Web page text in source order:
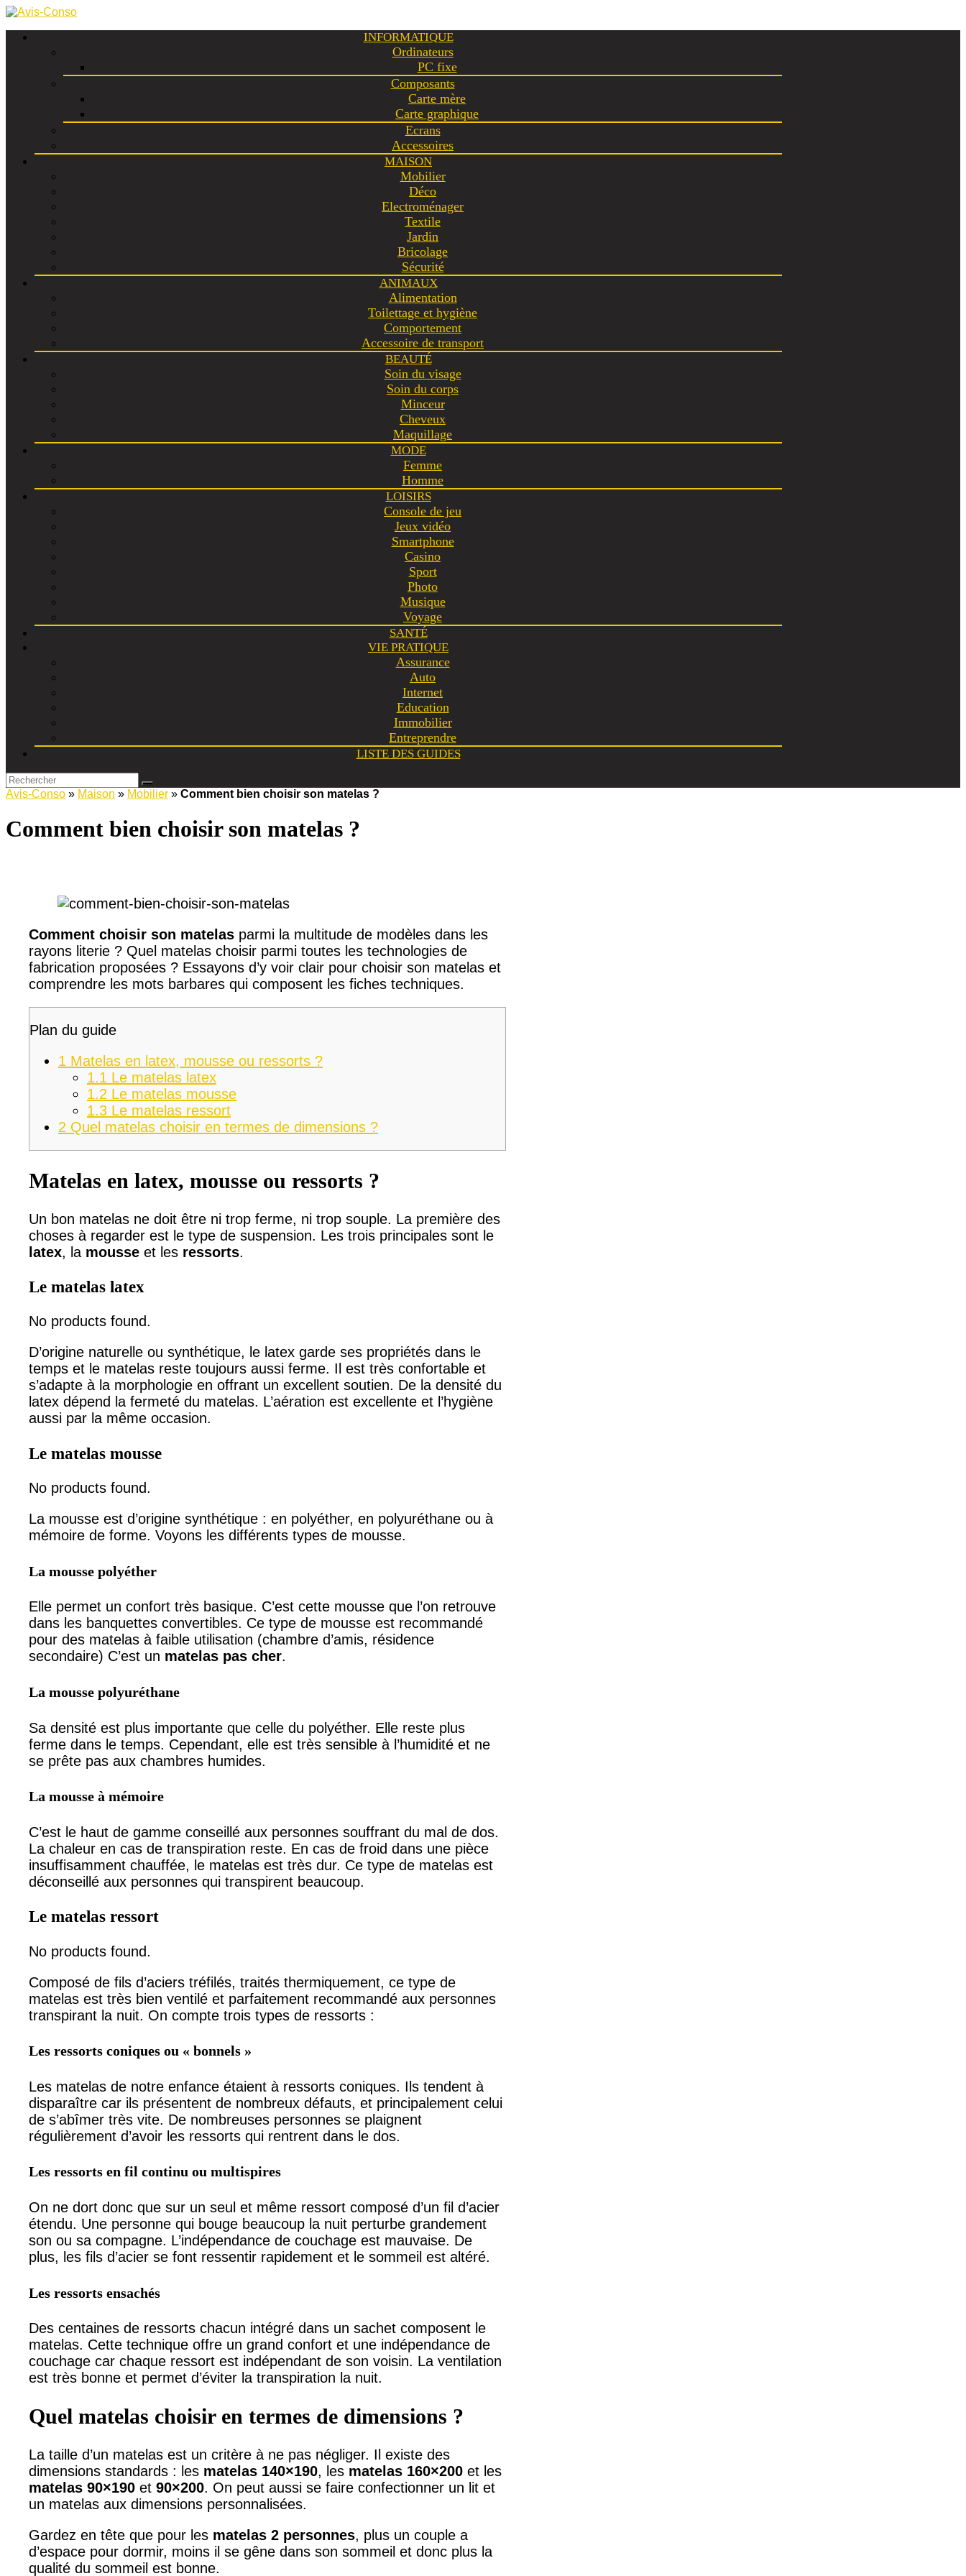
INFORMATIQUE
Ordinateurs
PC fixe
Composants
Carte mère
Carte graphique
Ecrans
Accessoires
MAISON
Mobilier
Déco
Electroménager
Textile
Jardin
Bricolage
Sécurité
ANIMAUX
Alimentation
Toilettage et hygiène
Comportement
Accessoire de transport
BEAUTÉ
Soin du visage
Soin du corps
Minceur
Cheveux
Maquillage
MODE
Femme
Homme
LOISIRS
Console de jeu
Jeux vidéo
Smartphone
Casino
Sport
Photo
Musique
Voyage
SANTÉ
VIE PRATIQUE
Assurance
Auto
Internet
Education
Immobilier
Entreprendre
LISTE DES GUIDES
Avis-Conso » Maison » Mobilier » Comment bien choisir son matelas ?
Comment bien choisir son matelas ?
Comment choisir son matelas parmi la multitude de modèles dans les
rayons literie ? Quel matelas choisir parmi toutes les technologies de
fabrication proposées ? Essayons d’y voir clair pour choisir son matelas et
comprendre les mots barbares qui composent les fiches techniques.
Plan du guide
1 Matelas en latex, mousse ou ressorts ?
1.1 Le matelas latex
1.2 Le matelas mousse
1.3 Le matelas ressort
2 Quel matelas choisir en termes de dimensions ?
Matelas en latex, mousse ou ressorts ?
Un bon matelas ne doit être ni trop ferme, ni trop souple. La première des
choses à regarder est le type de suspension. Les trois principales sont le
latex, la mousse et les ressorts.
Le matelas latex
No products found.
D’origine naturelle ou synthétique, le latex garde ses propriétés dans le
temps et le matelas reste toujours aussi ferme. Il est très confortable et
s’adapte à la morphologie en offrant un excellent soutien. De la densité du
latex dépend la fermeté du matelas. L’aération est excellente et l’hygiène
aussi par la même occasion.
Le matelas mousse
No products found.
La mousse est d’origine synthétique : en polyéther, en polyuréthane ou à
mémoire de forme. Voyons les différents types de mousse.
La mousse polyéther
Elle permet un confort très basique. C’est cette mousse que l’on retrouve
dans les banquettes convertibles. Ce type de mousse est recommandé
pour des matelas à faible utilisation (chambre d’amis, résidence
secondaire) C’est un matelas pas cher.
La mousse polyuréthane
Sa densité est plus importante que celle du polyéther. Elle reste plus
ferme dans le temps. Cependant, elle est très sensible à l’humidité et ne
se prête pas aux chambres humides.
La mousse à mémoire
C’est le haut de gamme conseillé aux personnes souffrant du mal de dos.
La chaleur en cas de transpiration reste. En cas de froid dans une pièce
insuffisamment chauffée, le matelas est très dur. Ce type de matelas est
déconseillé aux personnes qui transpirent beaucoup.
Le matelas ressort
No products found.
Composé de fils d’aciers tréfilés, traités thermiquement, ce type de
matelas est très bien ventilé et parfaitement recommandé aux personnes
transpirant la nuit. On compte trois types de ressorts :
Les ressorts coniques ou « bonnels »
Les matelas de notre enfance étaient à ressorts coniques. Ils tendent à
disparaître car ils présentent de nombreux défauts, et principalement celui
de s’abîmer très vite. De nombreuses personnes se plaignent
régulièrement d’avoir les ressorts qui rentrent dans le dos.
Les ressorts en fil continu ou multispires
On ne dort donc que sur un seul et même ressort composé d’un fil d’acier
étendu. Une personne qui bouge beaucoup la nuit perturbe grandement
son ou sa compagne. L’indépendance de couchage est mauvaise. De
plus, les fils d’acier se font ressentir rapidement et le sommeil est altéré.
Les ressorts ensachés
Des centaines de ressorts chacun intégré dans un sachet composent le
matelas. Cette technique offre un grand confort et une indépendance de
couchage car chaque ressort est indépendant de son voisin. La ventilation
est très bonne et permet d’éviter la transpiration la nuit.
Quel matelas choisir en termes de dimensions ?
La taille d’un matelas est un critère à ne pas négliger. Il existe des
dimensions standards : les matelas 140×190, les matelas 160×200 et les
matelas 90×190 et 90×200. On peut aussi se faire confectionner un lit et
un matelas aux dimensions personnalisées.
Gardez en tête que pour les matelas 2 personnes, plus un couple a
d’espace pour dormir, moins il se gêne dans son sommeil et donc plus la
qualité du sommeil est bonne.